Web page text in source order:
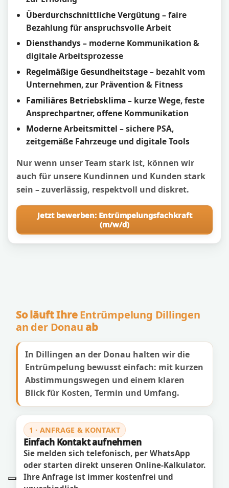
Überdurchschnittliche Vergütung – faire
Bezahlung für anspruchsvolle Arbeit
Diensthandys– moderne Kommunikation &
digitale Arbeitsprozesse
Regelmäßige Gesundheitstage– bezahlt vom
Unternehmen, zur Prävention & Fitness
Familiäres Betriebsklima– kurze Wege, feste
Ansprechpartner, offene Kommunikation
Moderne Arbeitsmittel – sichere PSA,
zeitgemäße Fahrzeuge und digitale Tools
Nur wenn unser Team stark ist, können wir
auch für unsere Kundinnen und Kunden stark
sein – zuverlässig, respektvoll und diskret.
Jetzt bewerben: Entrümpelungsfachkraft
(m/w/d)
So läuft IhreEntrümpelung Dillingen
an der Donauab
In Dillingen an der Donau halten wir die
Entrümpelung bewusst einfach: mit kurzen
Abstimmungswegen und einem klaren
Blick für Kosten, Termin und Umfang.
1 · ANFRAGE & KONTAKT
Einfach Kontakt aufnehmen
Sie melden sich telefonisch, per WhatsApp
oder starten direkt unseren Online-Kalkulator.
Ihre Anfrage ist immer kostenfrei und